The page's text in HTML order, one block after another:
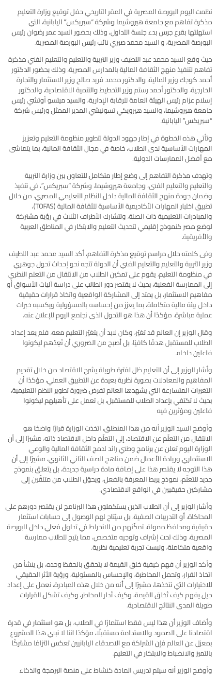
نظمت اليوم البورصة المصرية في المقر التاريخي حفل توقيع وزارة التعليم
مذكرة تفاهم مع جامعة هيروشيما وشركة “سبريكس” اليابانية، التي
استهلتها بقرع جرس بدء جلسة التداول، وذلك بحضور السيد عمر رضوان رئيس
البورصة المصرية، و السيد محمد صبري نائب رئيس البورصة المصرية.
حيث وقع السيد محمد عبد اللطيف وزير التربية والتعليم والتعليم الفني مذكرة
تفاهم لتنفيذ منهج الثقافة المالية بالمدارس المصرية، وذلك بحضور الدكتور
أحمد كوجك وزير المالية، والدكتور محمد فريد صالح وزير الاستثمار والتجارة
الخارجية، والدكتور أحمد رستم وزير التخطيط والتنمية الاقتصادية، والدكتور
إسلام عزام رئيس الهيئة العامة للرقابة الإدارية، والسيد ميتسو أوتشي رئيس
جامعة هيروشيما، والسيد هيرويكي تسونيشي المدير الممثل ورئيس شركة
“سبريكس” اليابانية.
وتأتي هذه الخطوة في إطار جهود الدولة لتطوير منظومة التعليم وتعزيز
المهارات الأساسية لدى الطلاب، خاصة في مجال الثقافة المالية، بما يتماشى
مع أفضل الممارسات الدولية.
وتهدف مذكرة التفاهم إلى وضع إطار متكامل للتعاون بين وزارة التربية
والتعليم والتعليم الفنى، وجامعة هيروشيما، وشركة “سبريكس”، في تنفيذ
وضمان جودة منهج الثقافة المالية داخل النظام التعليمي المصري، من خلال
تطبيق اختبار المهارات الأكاديمية الأساسية للثقافة المالية (TOFAS)،
والمبادرات التعليمية ذات الصلة، وتتشارك الأطراف الثلاث في رؤية مشتركة
لوضع مصر كنموذج إقليمي لتحديث التعليم والابتكار في المناطق العربية
والأفريقية.
وفى كلمته خلال مراسم توقيع مذكرة التفاهم، أكد السيد محمد عبد اللطيف
وزير التربية والتعليم والتعليم الفني أن الدولة تتجه نحو إحداث تحول جوهري
في منظومة التعليم، يقوم على تمكين الطلاب من الانتقال من التعلم النظري
إلى الممارسة الفعلية، بحيث لا يقتصر دور الطالب على دراسة آليات الأسواق أو
مفاهيم الاستثمار، بل يمتد إلى المشاركة الواقعية واتخاذ قرارات حقيقية
داخل بيئة مالية متكاملة، بما يعزز من إحساسه بالمسؤولية ويكسبه خبرات
عملية مباشرة، مؤكدًا أن هذا هو التحول الذى نجتمع اليوم للإعلان عنه.
وقال الوزير إن العالم قد تغيّر، وكان لابد أن يتغيّر التعليم معه، فلم يعد إعداد
الطلاب للمستقبل هدفًا كافيًا، بل أصبح من الضروري أن نُعِدّهم ليكونوا
فاعلين داخله.
وأشار الوزير إلى أن التعليم ظل لفترة طويلة يشرح الاقتصاد من خلال تقديم
المفاهيم والمعادلات بصورة نظرية بعيدة عن التطبيق العملي، مؤكدًا أن
التغيرات المتسارعة التي يشهدها العالم تفرض ضرورة تطوير النظم التعليمية،
بحيث لا تكتفي بإعداد الطلاب للمستقبل، بل تعمل على تأهيلهم ليكونوا
فاعلين ومؤثرين فيه
وأوضح السيد الوزير أنه من هذا المنطلق، اتخذت الوزارة قرارًا واضحًا هو
الانتقال من التعلّم عن الاقتصاد، إلى التعلّم داخل الاقتصاد ذاته، مشيرًا إلى أن
الوزارة اليوم تعلن عن برنامج وطني رائد لدمج الثقافة المالية والوعي
الاستثماري وريادة الأعمال ضمن مناهج الصف الثاني الثانوي، مشيرًا إلى أن
هذا التوجه لا يقتصر هذا على إضافة مادة دراسية جديدة، بل يتعلق بنموذج
جديد للتعلّم، نموذج يربط المعرفة بالفعل، ويحوّل الطلاب من متلقّين إلى
مشاركين حقيقيين في الواقع الاقتصادي.
وأشار الوزير إلى أن الطلاب الذين يستكملون هذا البرنامج لن يقتصر دورهم على
المحاكاة، أو التدريبات الصفية، بل سيُتاح لهم الوصول إلى حسابات استثمار
حقيقية ومحافظ ممولة، تمكّنهم من الانخراط في تداول فعلي داخل البورصة
المصرية، وذلك تحت إشراف وتوجيه متخصص، مما يتيح للطلاب ممارسة
واقعية متكاملة، وليست تجربة تعليمية نظرية.
وأكد الوزير أن فهم كيفية خلق القيمة لا يتحقق بالحفظ وحده، بل ينشأ من
اتخاذ القرار، وتحمل المخاطرة، والإحساس بالمسئولية، ورؤية الأثر الحقيقي
للاختيارات التي نتخذها، مشيرًا إلى أنه من خلال هذه المبادرة، نعمل على إعداد
جيل يفهم كيف تُخلق القيمة، وكيف تُدار المخاطر، وكيف تشكل القرارات
طويلة المدى النتائج الاقتصادية.
وأضاف الوزير أن هذا ليس فقط استثمارًا في الطلاب، بل هو استثمار في قدرة
اقتصادنا على الصمود والاستدامة مستقبلًا، مؤكدًا اننا لا نبني هذا المشروع
بمعزل عن العالم فإن الشراكة مع الاصدقاء اليابانيين تعكس التزامًا مشتركًا
بالتميز والانضباط والابتكار في التعليم.
وأوضح الوزير أنه سيتم تدريس المادة كنشاط على منصة البرمجة والذكاء